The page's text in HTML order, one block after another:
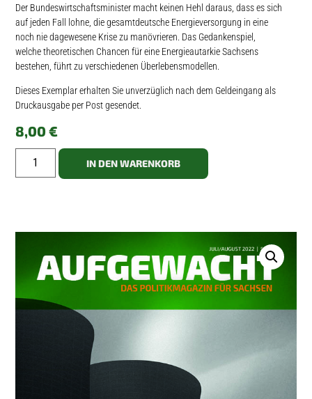
Der Bundeswirtschaftsminister macht keinen Hehl daraus, dass es sich
auf jeden Fall lohne, die gesamtdeutsche Energieversorgung in eine
noch nie dagewesene Krise zu manövrieren. Das Gedankenspiel,
welche theoretischen Chancen für eine Energieautarkie Sachsens
bestehen, führt zu verschiedenen Überlebensmodellen.
Dieses Exemplar erhalten Sie unverzüglich nach dem Geldeingang als
Druckausgabe per Post gesendet.
8,00€
IN DEN WARENKORB